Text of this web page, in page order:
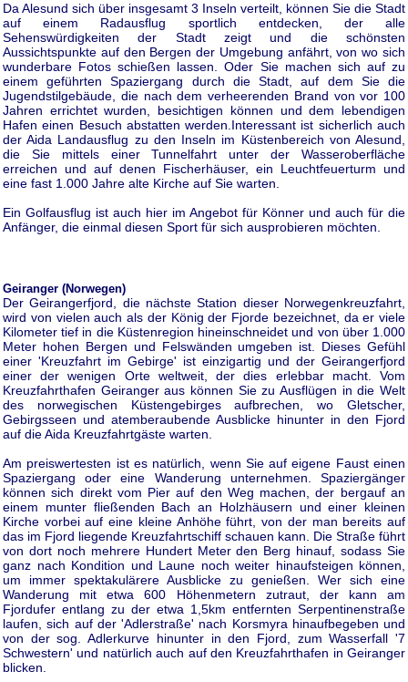
Da Alesund sich über insgesamt 3 Inseln verteilt, können Sie die Stadt
auf einem Radausflug sportlich entdecken, der alle
Sehenswürdigkeiten der Stadt zeigt und die schönsten
Aussichtspunkte auf den Bergen der Umgebung anfährt, von wo sich
wunderbare Fotos schießen lassen. Oder Sie machen sich auf zu
einem geführten Spaziergang durch die Stadt, auf dem Sie die
Jugendstilgebäude, die nach dem verheerenden Brand von vor 100
Jahren errichtet wurden, besichtigen können und dem lebendigen
Hafen einen Besuch abstatten werden. Interessant ist sicherlich auch
der Aida Landausflug zu den Inseln im Küstenbereich von Alesund,
die Sie mittels einer Tunnelfahrt unter der Wasseroberfläche
erreichen und auf denen Fischerhäuser, ein Leuchtfeuerturm und
eine fast 1.000 Jahre alte Kirche auf Sie warten.
Ein Golfausflug ist auch hier im Angebot für Könner und auch für die
Anfänger, die einmal diesen Sport für sich ausprobieren möchten.
Geiranger (Norwegen)
Der Geirangerfjord, die nächste Station dieser Norwegenkreuzfahrt,
wird von vielen auch als der König der Fjorde bezeichnet, da er viele
Kilometer tief in die Küstenregion hineinschneidet und von über 1.000
Meter hohen Bergen und Felswänden umgeben ist. Dieses Gefühl
einer 'Kreuzfahrt im Gebirge' ist einzigartig und der Geirangerfjord
einer der wenigen Orte weltweit, der dies erlebbar macht. Vom
Kreuzfahrthafen Geiranger aus können Sie zu Ausflügen in die Welt
des norwegischen Küstengebirges aufbrechen, wo Gletscher,
Gebirgsseen und atemberaubende Ausblicke hinunter in den Fjord
auf die Aida Kreuzfahrtgäste warten.
Am preiswertesten ist es natürlich, wenn Sie auf eigene Faust einen
Spaziergang oder eine Wanderung unternehmen. Spaziergänger
können sich direkt vom Pier auf den Weg machen, der bergauf an
einem munter fließenden Bach an Holzhäusern und einer kleinen
Kirche vorbei auf eine kleine Anhöhe führt, von der man bereits auf
das im Fjord liegende Kreuzfahrtschiff schauen kann. Die Straße führt
von dort noch mehrere Hundert Meter den Berg hinauf, sodass Sie
ganz nach Kondition und Laune noch weiter hinaufsteigen können,
um immer spektakulärere Ausblicke zu genießen. Wer sich eine
Wanderung mit etwa 600 Höhenmetern zutraut, der kann am
Fjordufer entlang zu der etwa 1,5km entfernten Serpentinenstraße
laufen, sich auf der 'Adlerstraße' nach Korsmyra hinaufbegeben und
von der sog. Adlerkurve hinunter in den Fjord, zum Wasserfall '7
Schwestern' und natürlich auch auf den Kreuzfahrthafen in Geiranger
blicken.